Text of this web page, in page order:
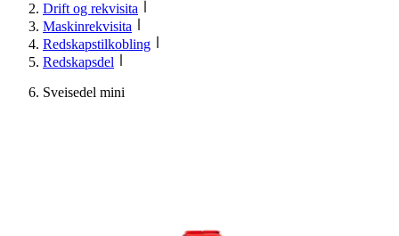
Drift og rekvisita
Maskinrekvisita
Redskapstilkobling
Redskapsdel
Sveisedel mini